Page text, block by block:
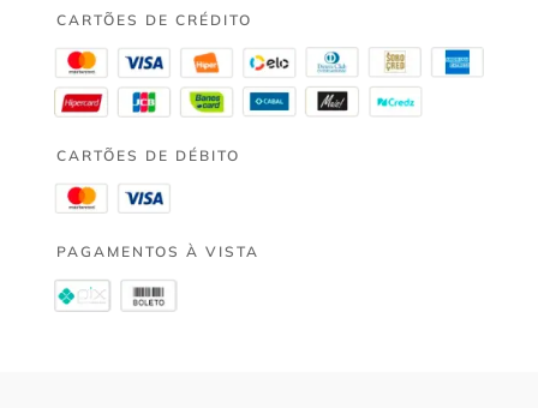
CARTÕES DE CRÉDITO
CARTÕES DE DÉBITO
PAGAMENTOS À VISTA